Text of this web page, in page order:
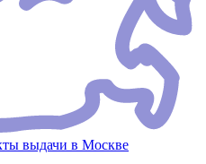
выдачи в Москве